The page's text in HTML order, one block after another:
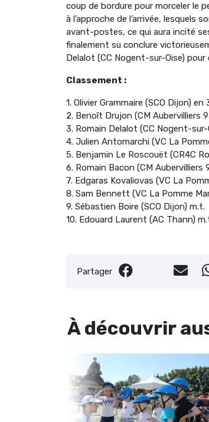
coup de bordure pour morceler le
à l’approche de l’arrivée, lesquels
avant-postes, ce qui aura incité
finalement su conclure
Delalot (CC Nogent-sur-Oise)
Classement :
1. Olivier Grammaire (SCO Dijon) en
2. Benoît Drujon (CM Aubervilliers
3. Romain Delalot (CC Nogent-sur-
4. Julien Antomarchi (VC La
5. Benjamin Le Roscouët (CR4C
6. Romain Bacon (CM Aubervilliers
7. Edgaras Kovaliovas (VC La
8. Sam Bennett (VC La Pomme
9. Sébastien Boire (SCO Dijon) m.t.
10. Edouard Laurent (AC Thann)
Partager
À découvrir